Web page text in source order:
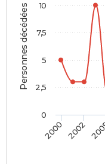
Personnes décédées
2000 2002
0
2,5
5
7,5
10